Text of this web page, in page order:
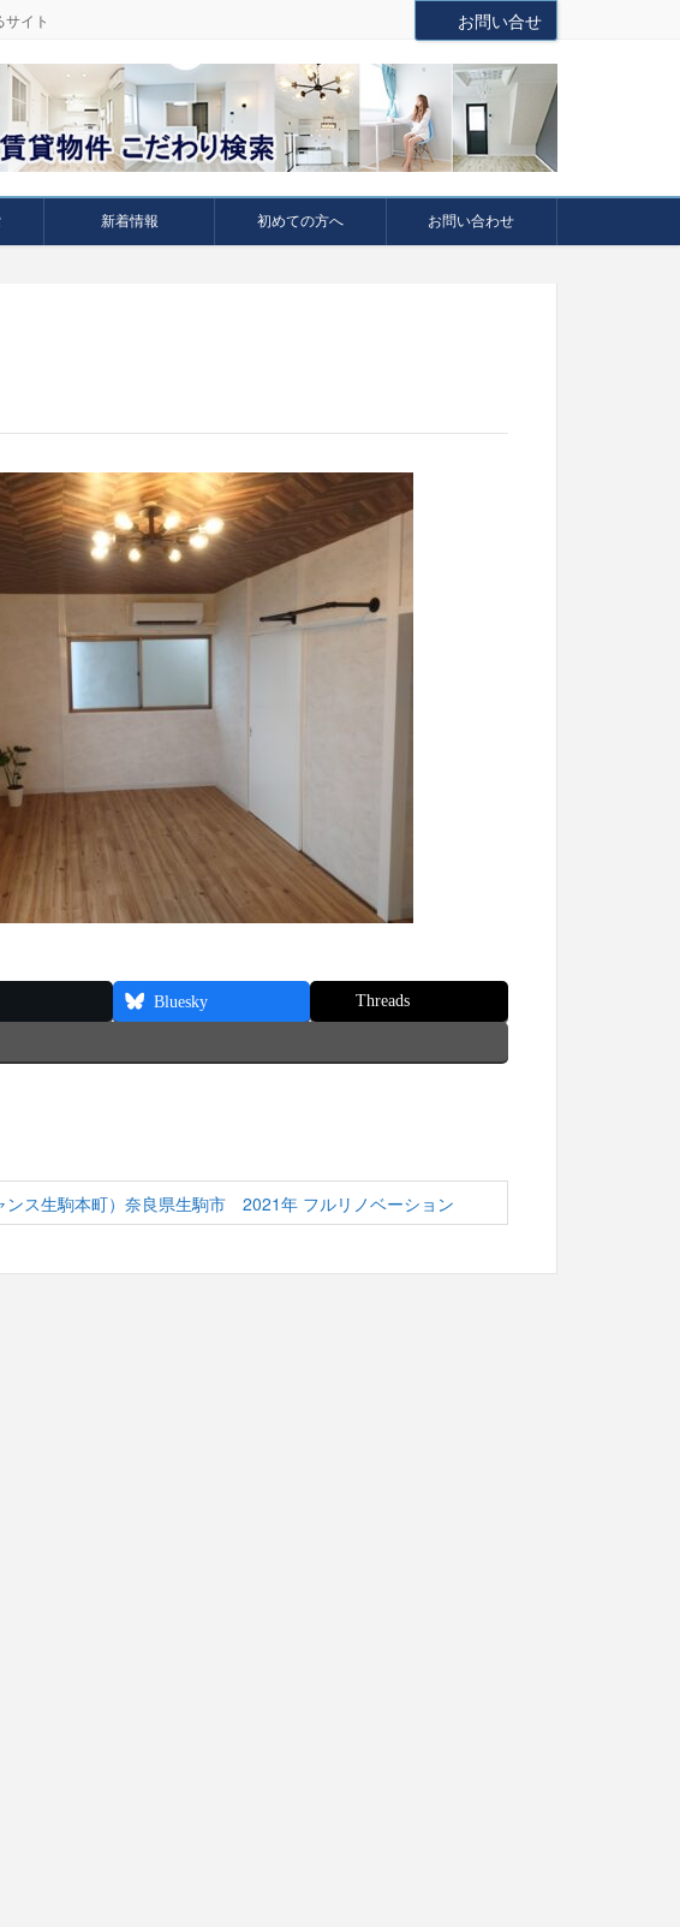
イト お問い合せ
新着情報 初めての方へ お問い合わせ
Bluesky Threads
ス生駒本町）奈良県生駒市 2021年 フルリノベーション